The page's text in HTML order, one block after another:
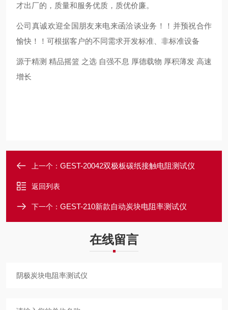
才出厂的，质量和服务优质，质优价廉。
公司真诚欢迎全国朋友来电来函洽谈业务！！并预祝合作
愉快！！可根据客户的不同需求开发标准、非标准设备
源于精测 精品摇篮 之选 自强不息 厚德载物 厚积薄发 高速
增长
上一个： GEST-20042双极板碳纸接触电阻测试仪
返回列表
下一个： GEST-210新款自动炭块电阻率测试仪
在线留言